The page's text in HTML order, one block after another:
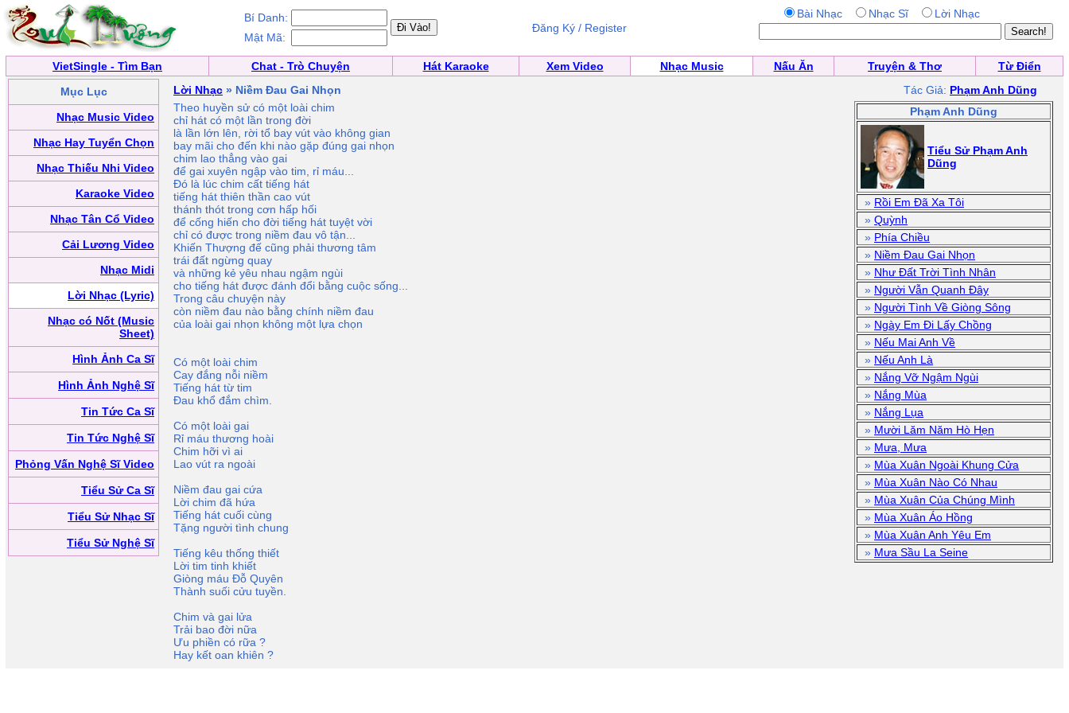
Bí Danh:
Mật Mã:
Đăng Ký / Register
Bài Nhạc Nhạc Sĩ Lời Nhạc
VietSingle - Tìm Bạn Chat - Trò Chuyện Hát Karaoke Xem Video Nhạc Music Nấu Ăn Truyện & Thơ
Từ Điển
Mục Lục
Nhạc Music Video
Nhạc Hay Tuyển Chọn
Nhạc Thiếu Nhi Video
Karaoke Video
Nhạc Tân Cổ Video
Cải Lương Video
Nhạc Midi
Lời Nhạc (Lyric)
Nhạc có Nốt (Music
Sheet)
Hình Ảnh Ca Sĩ
Hình Ảnh Nghệ Sĩ
Tin Tức Ca Sĩ
Tin Tức Nghệ Sĩ
Phỏng Vấn Nghệ Sĩ Video
Tiểu Sử Ca Sĩ
Tiểu Sử Nhạc Sĩ
Tiểu Sử Nghệ Sĩ
Lời Nhạc » Niềm Đau Gai Nhọn Tác Giả: Phạm Anh Dũng
Theo huyền sử có một loài chim
chỉ hát có một lần trong đời
là lần lớn lên, rời tổ bay vút vào không gian
bay mãi cho đến khi nào gặp đúng gai nhọn
chim lao thẳng vào gai
để gai xuyên ngập vào tim, rỉ máu...
Ðó là lúc chim cất tiếng hát
tiếng hát thiên thần cao vút
thánh thót trong cơn hấp hối
để cống hiến cho đời tiếng hát tuyệt vời
chỉ có được trong niềm đau vô tận...
Khiến Thượng đế cũng phải thương tâm
trái đất ngừng quay
và những kẻ yêu nhau ngậm ngùi
cho tiếng hát được đánh đổi bằng cuộc sống...
Trong câu chuyện này
còn niềm đau nào bằng chính niềm đau
của loài gai nhọn không một lựa chọn
Có một loài chim
Cay đắng nỗi niềm
Tiếng hát từ tim
Ðau khổ đắm chìm.
Có một loài gai
Rỉ máu thương hoài
Chim hỡi vì ai
Lao vút ra ngoài
Niềm đau gai cứa
Lời chim đã hứa
Tiếng hát cuối cùng
Tặng người tình chung
Tiếng kêu thống thiết
Lời tim tinh khiết
Giòng máu Ðỗ Quyên
Thành suối cửu tuyền.
Chim và gai lửa
Trải bao đời nữa
Ưu phiền có rữa ?
Hay kết oan khiên ?
Phạm Anh Dũng
Tiểu Sử Phạm Anh
Dũng
» Rồi Em Đã Xa Tôi
» Quỳnh
» Phía Chiều
» Niềm Đau Gai Nhọn
» Như Đất Trời Tình Nhân
» Người Vẫn Quanh Đây
» Người Tình Về Giòng Sông
» Ngày Em Đi Lấy Chồng
» Nếu Mai Anh Về
» Nếu Anh Là
» Nắng Vỡ Ngậm Ngùi
» Nắng Mùa
» Nắng Lụa
» Mười Lăm Năm Hò Hẹn
» Mưa, Mưa
» Mùa Xuân Ngoài Khung Cửa
» Mùa Xuân Nào Có Nhau
» Mùa Xuân Của Chúng Mình
» Mùa Xuân Áo Hồng
» Mùa Xuân Anh Yêu Em
» Mưa Sầu La Seine